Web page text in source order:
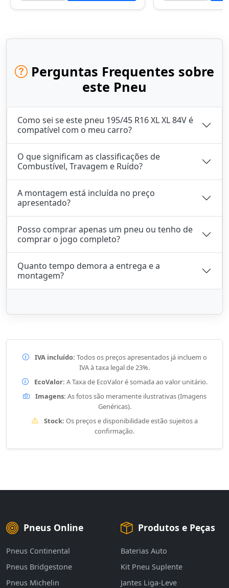
Perguntas Frequentes sobre
este Pneu
Como sei se este pneu 195/45 R16 XL XL 84V é
compatível com o meu carro?
O que significam as classificações de
Combustível, Travagem e Ruído?
A montagem está incluída no preço
apresentado?
Posso comprar apenas um pneu ou tenho de
comprar o jogo completo?
Quanto tempo demora a entrega e a
montagem?
IVA incluído: Todos os preços apresentados já incluem o
IVA à taxa legal de 23%.
EcoValor: A Taxa de EcoValor é somada ao valor unitário.
Imagens: As fotos são meramente ilustrativas (Imagens
Genéricas).
Stock: Os preços e disponibilidade estão sujeitos a
confirmação.
Pneus Online
Pneus Continental
Pneus Bridgestone
Pneus Michelin
Produtos e Peças
Baterias Auto
Kit Pneu Suplente
Jantes Liga-Leve